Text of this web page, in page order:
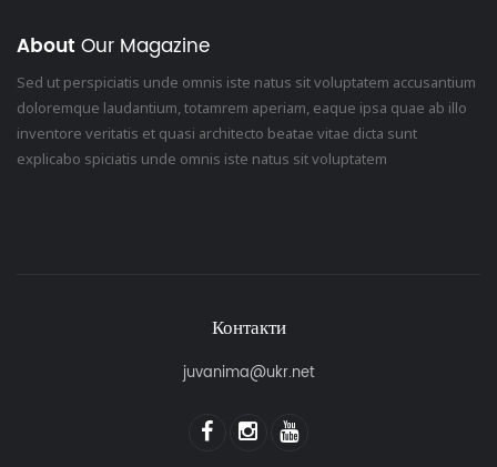
About Our Magazine
Sed ut perspiciatis unde omnis iste natus sit voluptatem accusantium
doloremque laudantium, totamrem aperiam, eaque ipsa quae ab illo
inventore veritatis et quasi architecto beatae vitae dicta sunt
explicabo spiciatis unde omnis iste natus sit voluptatem
Контакти
juvanima@ukr.net